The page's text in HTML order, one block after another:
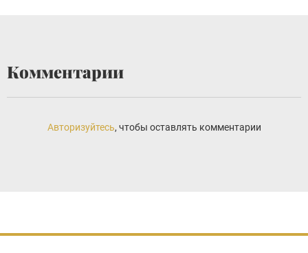
Комментарии
Авторизуйтесь, чтобы оставлять комментарии